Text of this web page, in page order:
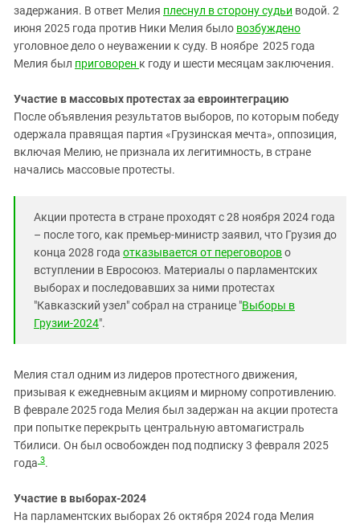
задержания. В ответ Мелия плеснул в сторону судьи водой. 2
июня 2025 года против Ники Мелия было возбуждено
уголовное дело о неуважении к суду. В ноябре 2025 года
Мелия был приговорен к году и шести месяцам заключения.
Участие в массовых протестах за евроинтеграцию
После объявления результатов выборов, по которым победу
одержала правящая партия «Грузинская мечта», оппозиция,
включая Мелию, не признала их легитимность, в стране
начались массовые протесты.
Акции протеста в стране проходят с 28 ноября 2024 года
– после того, как премьер-министр заявил, что Грузия до
конца 2028 года отказывается от переговорово
вступлении в Евросоюз. Материалы о парламентских
выборах и последовавших за ними протестах
"Кавказский узел" собрал на странице "Выборы в
Грузии-2024".
Мелия стал одним из лидеров протестного движения,
призывая к ежедневным акциям и мирному сопротивлению.
В феврале 2025 года Мелия был задержан на акции протеста
при попытке перекрыть центральную автомагистраль
Тбилиси. Он был освобожден под подписку 3 февраля 2025
года 3.
Участие в выборах-2024
На парламентских выборах 26 октября 2024 года Мелия